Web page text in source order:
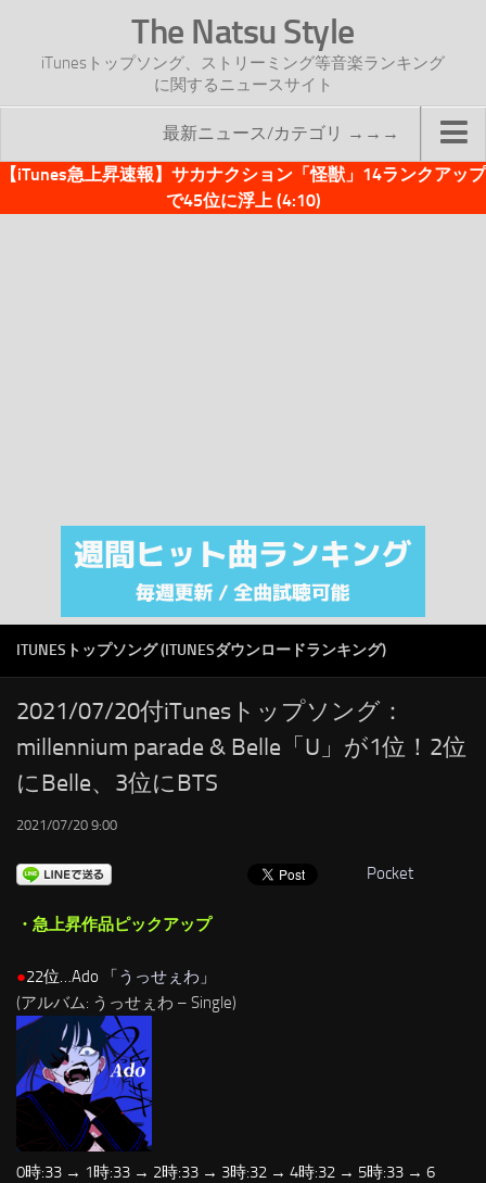
The Natsu Style
iTunesトップソング、ストリーミング等音楽ランキング
に関するニュースサイト
最新ニュース/カテゴリ →→→
TOP
注目カテゴリ
オリジナルiTunes週間トップソング
RSS
LINKS
【iTunes急上昇速報】サカナクション「怪獣」14ランクアップ
で45位に浮上 (4:10)
ITUNESトップソング (ITUNESダウンロードランキング)
2021/07/20付iTunesトップソング：
millennium parade & Belle「U」が1位！2位
にBelle、3位にBTS
2021/07/20 9:00
Pocket
・急上昇作品ピックアップ
●22位…Ado 「うっせぇわ 」
(アルバム: うっせぇわ – Single)
0時:33 → 1時:33 → 2時:33 → 3時:32 → 4時:32 → 5時:33 → 6